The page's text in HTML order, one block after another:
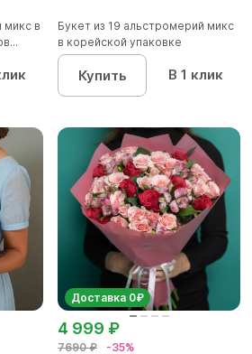
микс в
Букет из 19 альстромерий микс
в корейской упаковке
Купить В 1 клик
Доставка 0₽
7690 ₽ -35%
4 999 ₽